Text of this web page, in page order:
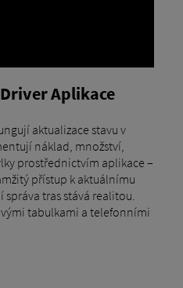
Aplikace
aktualizace stavu v
náklad, množství,
prostřednictvím aplikace –
přístup k aktuálnímu
tras stává realitou.
tabulkami a telefonními